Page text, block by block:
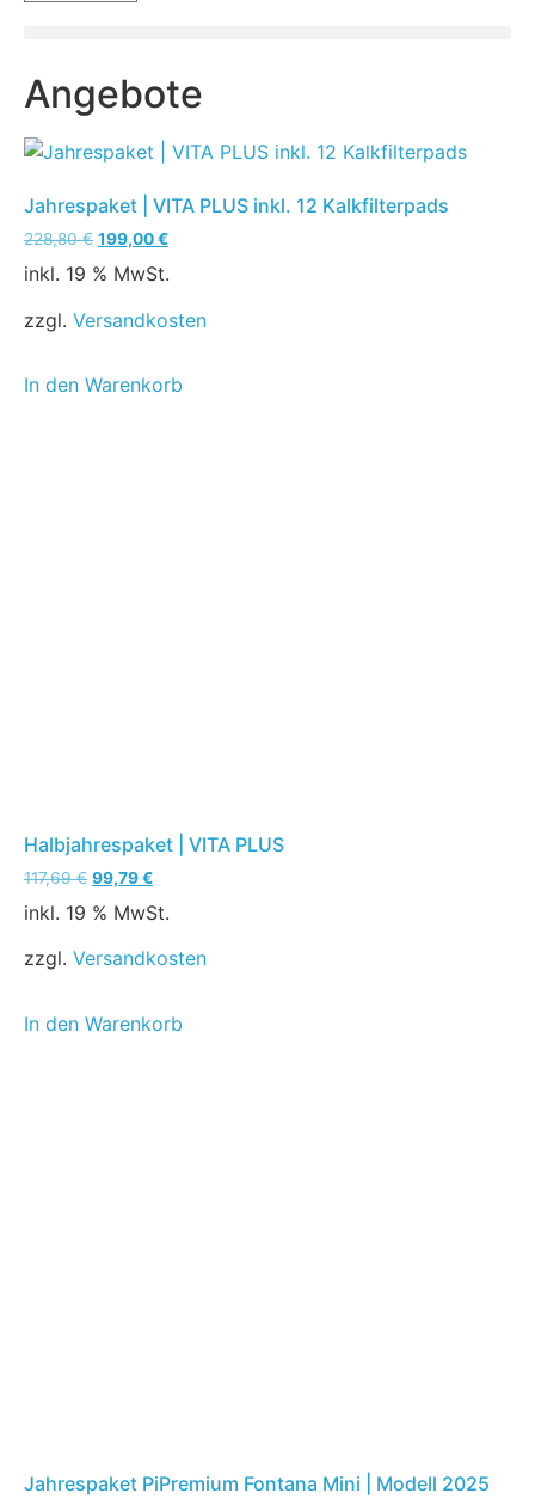
Angebote
Jahrespaket | VITA PLUS inkl. 12 Kalkfilterpads
228,80€ 199,00€
inkl. 19 % MwSt.
zzgl. Versandkosten
In den Warenkorb
Halbjahrespaket | VITA PLUS
117,69€ 99,79€
inkl. 19 % MwSt.
zzgl. Versandkosten
In den Warenkorb
Jahrespaket PiPremium Fontana Mini | Modell 2025